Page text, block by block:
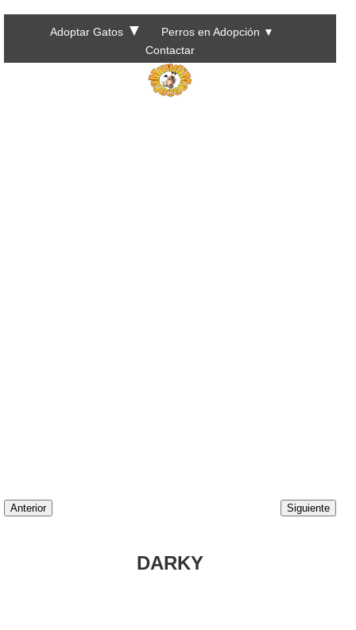
Adoptar Gatos ▼ Perros en Adopción ▼
Contactar
Anterior Siguiente
DARKY